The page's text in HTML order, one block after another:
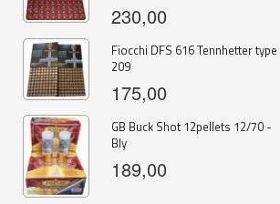
230,00
Fiocchi DFS 616 Tennhetter type
209
175,00
GB Buck Shot 12pellets 12/70 -
Bly
189,00